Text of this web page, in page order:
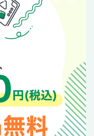
区）
）